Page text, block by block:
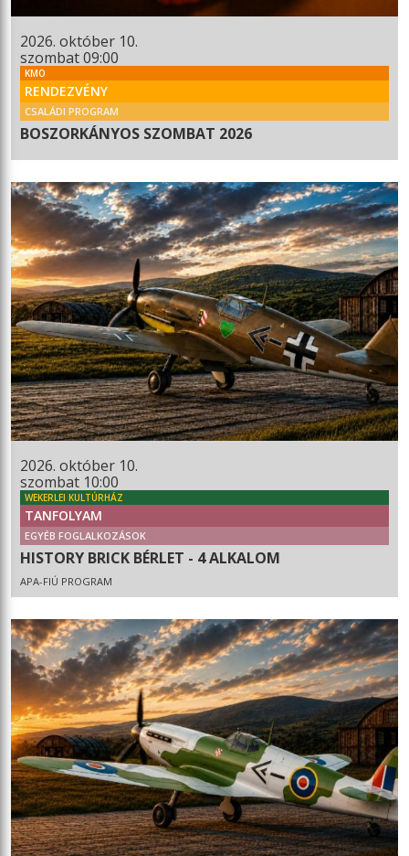
2026. október 10.
szombat 09:00
KMO
RENDEZVÉNY
CSALÁDI PROGRAM
BOSZORKÁNYOS SZOMBAT 2026
2026. október 10.
szombat 10:00
WEKERLEI KULTÚRHÁZ
TANFOLYAM
EGYÉB FOGLALKOZÁSOK
HISTORY BRICK BÉRLET - 4 ALKALOM
APA-FIÚ PROGRAM